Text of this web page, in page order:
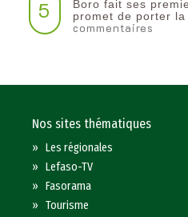
5
Boro fait ses
promet de porter
commentaires
Nos sites thématiques
»Les régionales
»Lefaso-TV
»Fasorama
»Tourisme